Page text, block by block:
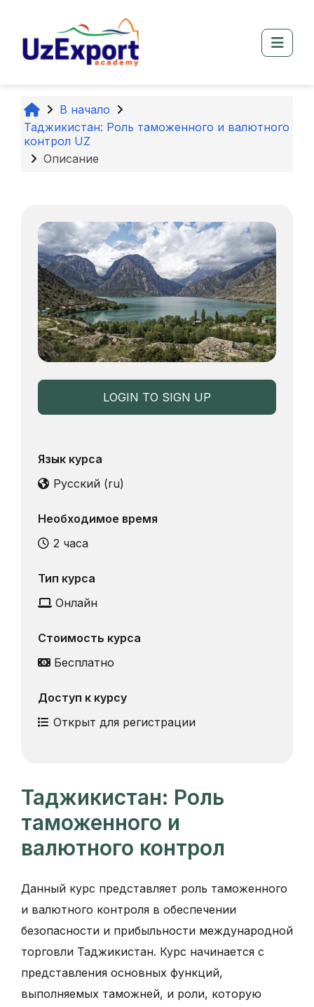
В начало
Таджикистан: Роль таможенного и валютного
контрол UZ
Описание
LOGIN TO SIGN UP
Язык курса
Русский ‎(ru)‎
Необходимое время
2 часа
Тип курса
Онлайн
Стоимость курса
Бесплатно
Доступ к курсу
Открыт для регистрации
Таджикистан: Роль
таможенного и
валютного контрол
Данный курс представляет роль таможенного
и валютного контроля в обеспечении
безопасности и прибыльности международной
торговли Таджикистан. Курс начинается с
представления основных функций,
выполняемых таможней, и роли, которую